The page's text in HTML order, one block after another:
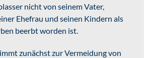
nicht von seinem Vater,
Ehefrau und seinen Kindern als
beerbt worden ist.
zunächst zur Vermeidung von